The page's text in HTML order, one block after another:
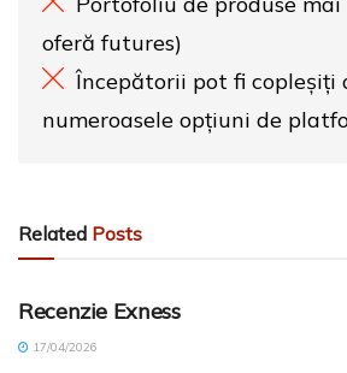
oferă futures)
Începătorii pot fi copleșiți
numeroasele opțiuni de
Related Posts
FOREX RANKING (RO)
Recenzie Exness
17/04/2026